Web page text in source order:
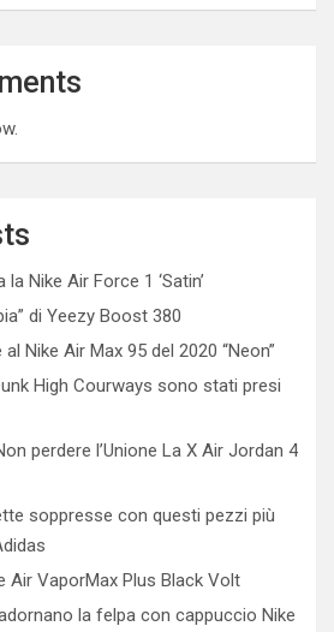
Nike Air Force 1 ‘Satin’
di Yeezy Boost 380
Nike Air Max 95 del 2020 “Neon”
High Courways sono stati presi
perdere l’Unione La X Air Jordan 4
soppresse con questi pezzi più
Air VaporMax Plus Black Volt
la felpa con cappuccio Nike